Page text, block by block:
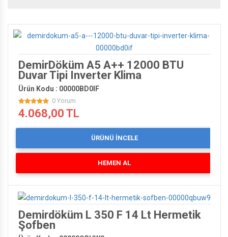
PHİLİPS'DEN 200 TL HEDİYE ÇEKİ
BİSLİKLET'TE SEZON SONU
DemirDöküm A5 A++ 12000 BTU
Duvar Tipi Inverter Klima
Ürün Kodu : 00000BD0IF
0 Yorum
4.068,00 TL
ÜRÜNÜ İNCELE
HEMEN AL
Demirdöküm L 350 F 14 Lt Hermetik
Şofben